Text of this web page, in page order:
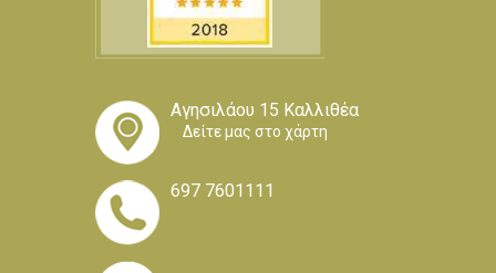
Αγησιλάου 15 Καλλιθέα
Δείτε μας στο χάρτη
697 7601111